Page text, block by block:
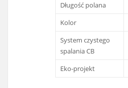
Długość polana
Kolor
System czystego
spalania CB
Eko-projekt